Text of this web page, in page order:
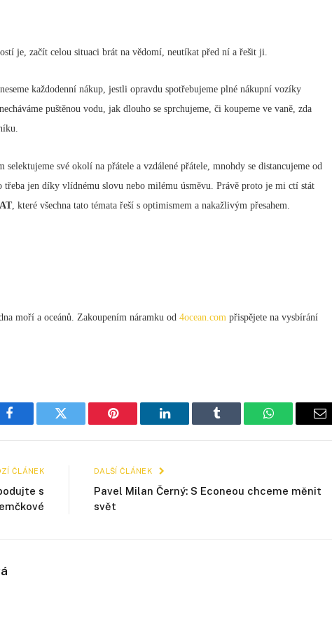
je, začít celou situaci brát na vědomí, neutíkat před ní a řešit ji.
každodenní nákup, jestli opravdu spotřebujeme plné nákupní vozíky
puštěnou vodu, jak dlouho se sprchujeme, či koupeme ve vaně, zda
své okolí na přátele a vzdálené přátele, mnohdy se distancujeme od
jen díky vlídnému slovu nebo milému úsměvu. Právě proto je mi ctí stát
, které všechna tato témata řeší s optimismem a nakažlivým přesahem.
moří a oceánů. Zakoupením náramku od 4ocean.com přispějete na vysbírání
Facebook Twitter Pinterest LinkedIn Tumblr WhatsAppE-
ČLÁNEK
s
DALŠÍ ČLÁNEK
Pavel Milan Černý: S Econeou chceme měnit
svět